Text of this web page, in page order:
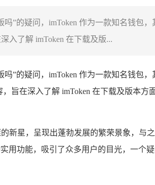
”的疑问，imToken 作为一款知名钱包
入了解 imToken 在下载及版...
”的疑问，imToken 作为一款知名钱包
旨在深入了解 imToken 在下载及版本
新星，呈现出蓬勃发展的繁荣景象，与
功能，吸引了众多用户的目光，一个